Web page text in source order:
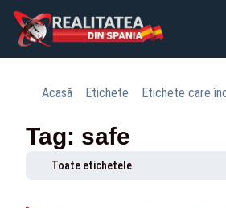
Acasă Etichete Etichete care
Tag: safe
Toate etichetele